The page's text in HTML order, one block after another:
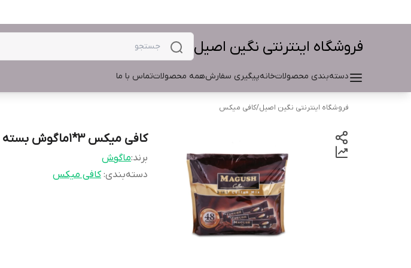
فروشگاه اینترنتی نگین اصیل
دسته‌بندی محصولاتخانهپیگیری سفارشهمه محصولاتتماس با ما
فروشگاه اینترنتی نگین اصیل/کافی میکس
کافی میکس 3*1ماگوش بسته 48عددی
برند:ماگوش
دسته‌بندی:کافی میکس